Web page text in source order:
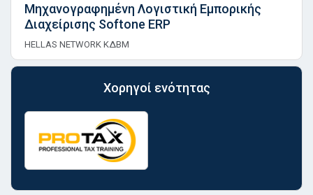
Μηχανογραφημένη Λογιστική Εμπορικής
Διαχείρισης Softone ERP
HELLAS NETWORK ΚΔΒΜ
Χορηγοί ενότητας